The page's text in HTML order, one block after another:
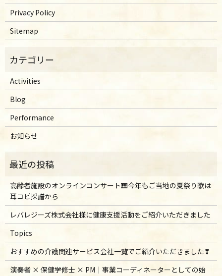
Privacy Policy
Sitemap
Activities
Blog
Performance
お知らせ
高齢者施設のオンラインコンサート🎹今年もご当地の夏祭り歌は
耳コピ採譜から
レバレジーズ株式会社様に健康支援活動をご紹介いただきました
Topics
おすすめの介護関連サービス会社一覧でご紹介いただきました❣
演奏者 × 保健学修士 × PM｜事業コーディネーターとしての始